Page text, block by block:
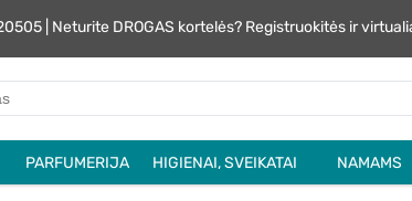
| Neturite DROGAS kortelės? Registruokitės ir
PARFUMERIJA HIGIENAI, SVEIKATAI NAMAMS